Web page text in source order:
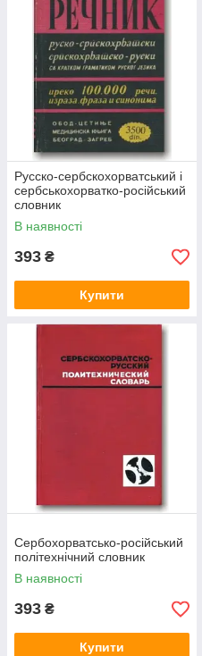
Русско-сербскохорватський і
сербськохорватко-російський
словник
В наявності
393 ₴
Купити
Сербохорватсько-російський
політехнічний словник
В наявності
393 ₴
Купити